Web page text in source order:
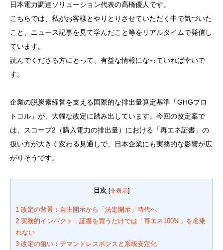
日本電力調達ソリューション代表の高橋優人です。
こちらでは、私がお客様とやりとりさせていただく中で気づいた
こと、ニュース記事を見て学んだこと等をリアルタイムで発信し
ています。
読んでくださる方にとって、有益な情報になっていれば幸いで
す。
企業の脱炭素経営を支える国際的な排出量算定基準「GHGプロ
トコル」が、大幅な改定に踏み出しています。今回の改定案で
は、スコープ2（購入電力の排出量）における「再エネ証書」の
扱い方が大きく変わる見通しで、日本企業にも実務的な影響が広
がりそうです。
目次 [非表示]
1 改定の背景：自主開示から「法定開示」時代へ
2 実務的インパクト：証書を買うだけでは「再エネ100%」を名乗
れない
3 改定の狙い：デマンドレスポンスと系統安定化